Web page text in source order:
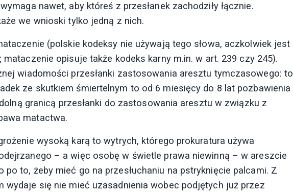
nawet, aby któreś z przesłanek zachodziły łącznie.
we wnioski tylko jedną z nich.
(polskie kodeksy nie używają tego słowa, aczkolwiek jest
opisuje także kodeks karny m.in. w art. 239 czy 245).
wiadomości przesłanki zastosowania aresztu tymczasowego: to
ze skutkiem śmiertelnym to od 6 miesięcy do 8 lat pozbawienia
granicą przesłanki do zastosowania aresztu w związku z
matactwa.
wysoką karą to wytrych, którego prokuratura używa
– a więc osobę w świetle prawa niewinną – w areszcie
to, żeby mieć go na przesłuchaniu na pstryknięcie palcami. Z
wydaje się nie mieć uzasadnienia wobec podjętych już przez